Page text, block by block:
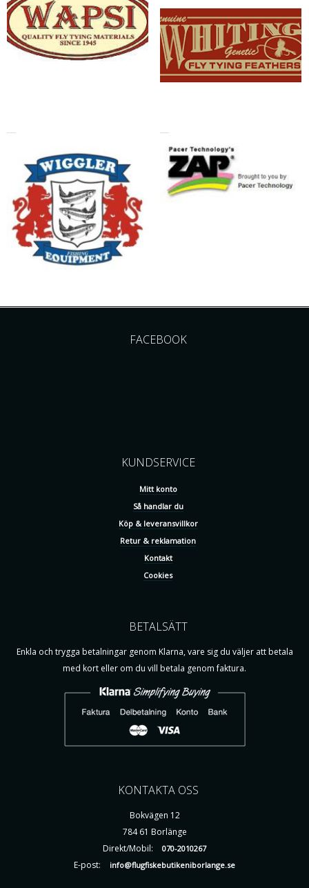
FACEBOOK
KUNDSERVICE
Mitt konto
Så handlar du
Köp & leveransvillkor
Retur & reklamation
Kontakt
Cookies
BETALSÄTT
Enkla och trygga betalningar genom Klarna, vare sig du väljer att betala
med kort eller om du vill betala genom faktura.
KONTAKTA OSS
Bokvägen 12
784 61 Borlänge
Direkt/Mobil:
070-2010267
E-post: info@flugfiskebutikeniborlange.se